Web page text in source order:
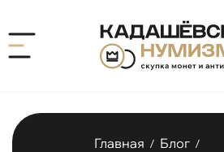
Главная / Блог /